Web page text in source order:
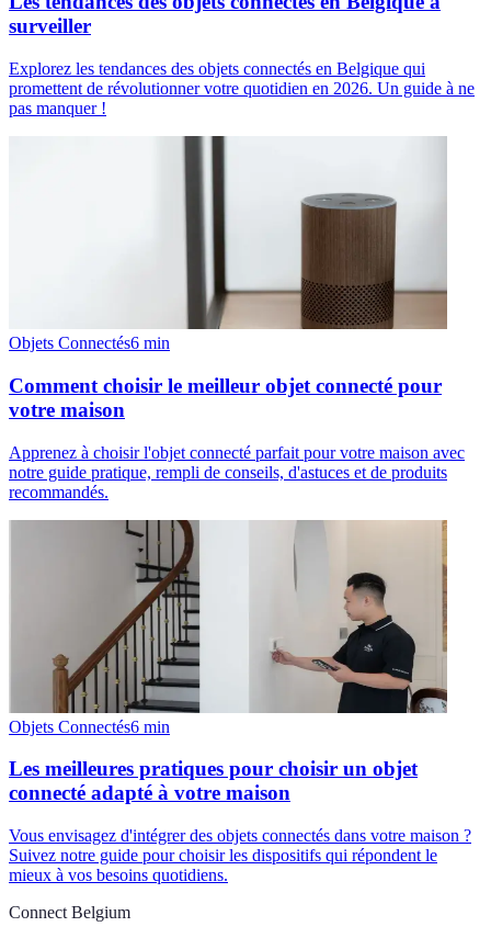
surveiller
Explorez les tendances des objets connectés en Belgique qui
promettent de révolutionner votre quotidien en 2026. Un guide à ne
pas manquer !
Objets Connectés6 min
Comment choisir le meilleur objet connecté pour
votre maison
Apprenez à choisir l'objet connecté parfait pour votre maison avec
notre guide pratique, rempli de conseils, d'astuces et de produits
recommandés.
Objets Connectés6 min
Les meilleures pratiques pour choisir un objet
connecté adapté à votre maison
Vous envisagez d'intégrer des objets connectés dans votre maison ?
Suivez notre guide pour choisir les dispositifs qui répondent le
mieux à vos besoins quotidiens.
Connect Belgium